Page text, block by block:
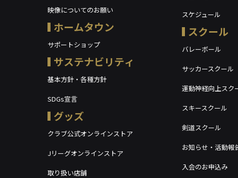
映像についてのお願い
ホームタウン
サポートショップ
サステナビリティ
基本方針・各種方針
SDGs宣言
グッズ
クラブ公式オンラインストア
Jリーグオンラインストア
取り扱い店舗
スケジュール
スクール
バレーボール
サッカースクール
運動神経向上スク
スキースクール
剣道スクール
お知らせ・活動報
入会のお申込み